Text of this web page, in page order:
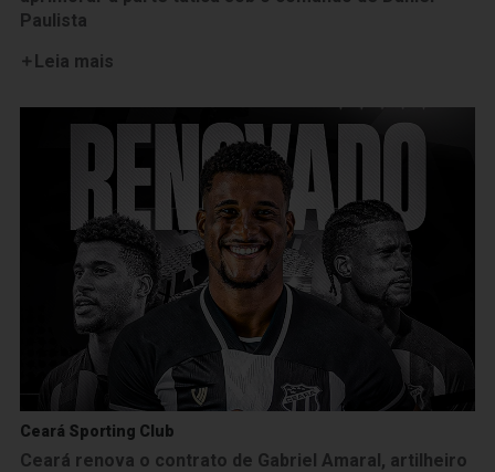
Paulista
Leia mais
Ceará Sporting Club
Ceará renova o contrato de Gabriel Amaral, artilheiro